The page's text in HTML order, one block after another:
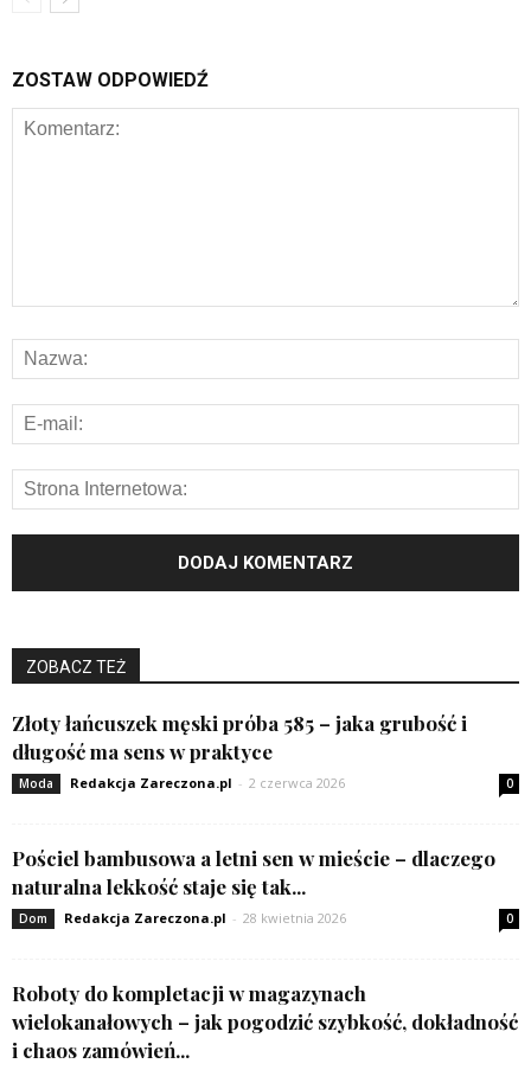
ZOSTAW ODPOWIEDŹ
ZOBACZ TEŻ
Złoty łańcuszek męski próba 585 – jaka grubość i
długość ma sens w praktyce
Moda Redakcja Zareczona.pl - 2 czerwca 2026 0
Pościel bambusowa a letni sen w mieście – dlaczego
naturalna lekkość staje się tak...
Dom Redakcja Zareczona.pl - 28 kwietnia 2026 0
Roboty do kompletacji w magazynach
wielokanałowych – jak pogodzić szybkość, dokładność
i chaos zamówień...